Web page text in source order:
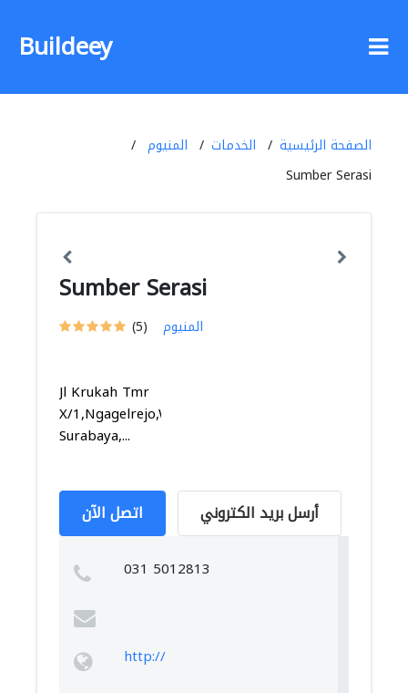
Buildeey
الصفحة الرئيسية الخدمات
المنيوم
Sumber Serasi
Sumber Serasi
(5) المنيوم
Jl Krukah Tmr
X/1,Ngagelrejo,Wonokromo,
Surabaya,...
اتصل الآن أرسل بريد الكتروني
031 5012813
http://